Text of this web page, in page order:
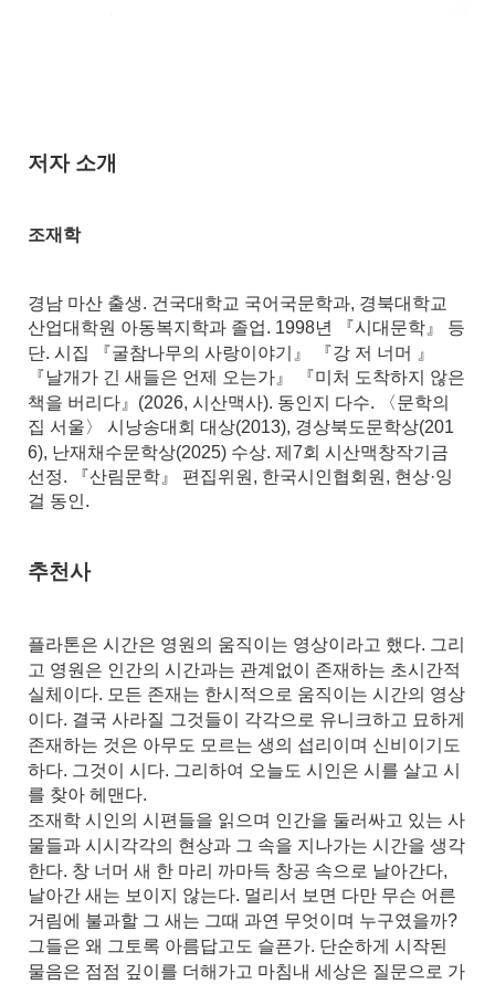
저자 소개
조재학
경남 마산 출생. 건국대학교 국어국문학과, 경북대학교
산업대학원 아동복지학과 졸업. 1998년 『시대문학』 등
단. 시집 『굴참나무의 사랑이야기』 『강 저 너머 』
『날개가 긴 새들은 언제 오는가』 『미처 도착하지 않은
책을 버리다』(2026, 시산맥사). 동인지 다수. 〈문학의
집 서울〉 시낭송대회 대상(2013), 경상북도문학상(201
6), 난재채수문학상(2025) 수상. 제7회 시산맥창작기금
선정. 『산림문학』 편집위원, 한국시인협회원, 현상·잉
걸 동인.
추천사
플라톤은 시간은 영원의 움직이는 영상이라고 했다. 그리
고 영원은 인간의 시간과는 관계없이 존재하는 초시간적
실체이다. 모든 존재는 한시적으로 움직이는 시간의 영상
이다. 결국 사라질 그것들이 각각으로 유니크하고 묘하게
존재하는 것은 아무도 모르는 생의 섭리이며 신비이기도
하다. 그것이 시다. 그리하여 오늘도 시인은 시를 살고 시
를 찾아 헤맨다.
조재학 시인의 시편들을 읽으며 인간을 둘러싸고 있는 사
물들과 시시각각의 현상과 그 속을 지나가는 시간을 생각
한다. 창 너머 새 한 마리 까마득 창공 속으로 날아간다,
날아간 새는 보이지 않는다. 멀리서 보면 다만 무슨 어른
거림에 불과할 그 새는 그때 과연 무엇이며 누구였을까?
그들은 왜 그토록 아름답고도 슬픈가. 단순하게 시작된
물음은 점점 깊이를 더해가고 마침내 세상은 질문으로 가